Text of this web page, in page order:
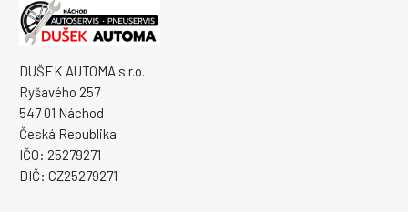
DUŠEK AUTOMA s.r.o.
Ryšavého 257
547 01 Náchod
Česká Republika
IČO: 25279271
DIČ: CZ25279271